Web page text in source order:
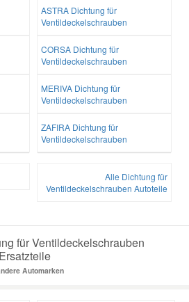
ASTRA Dichtung für
Ventildeckelschrauben
CORSA Dichtung für
Ventildeckelschrauben
MERIVA Dichtung für
Ventildeckelschrauben
ZAFIRA Dichtung für
Ventildeckelschrauben
Alle Dichtung für
Ventildeckelschrauben Autoteile
für Ventildeckelschrauben
Ersatzteile
Automarken